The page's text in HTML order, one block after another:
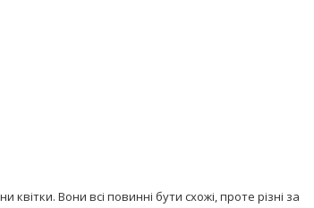
Вони всі повинні бути схожі, проте різні за